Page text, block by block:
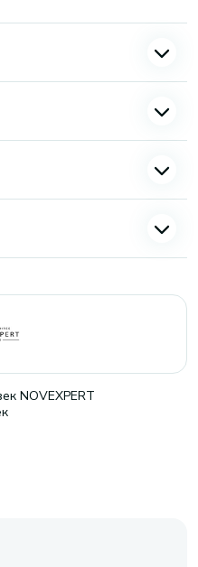
NOVEXPERT